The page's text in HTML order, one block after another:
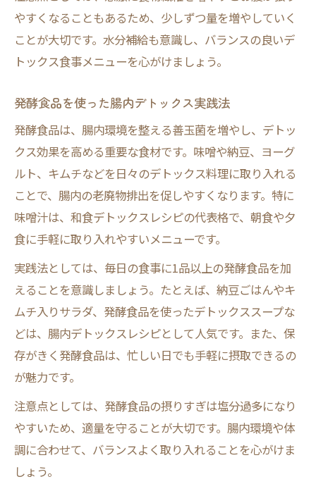
やすくなることもあるため、少しずつ量を増やしていく
ことが大切です。水分補給も意識し、バランスの良いデ
トックス食事メニューを心がけましょう。
発酵食品を使った腸内デトックス実践法
発酵食品は、腸内環境を整える善玉菌を増やし、デトッ
クス効果を高める重要な食材です。味噌や納豆、ヨーグ
ルト、キムチなどを日々のデトックス料理に取り入れる
ことで、腸内の老廃物排出を促しやすくなります。特に
味噌汁は、和食デトックスレシピの代表格で、朝食や夕
食に手軽に取り入れやすいメニューです。
実践法としては、毎日の食事に1品以上の発酵食品を加
えることを意識しましょう。たとえば、納豆ごはんやキ
ムチ入りサラダ、発酵食品を使ったデトックススープな
どは、腸内デトックスレシピとして人気です。また、保
存がきく発酵食品は、忙しい日でも手軽に摂取できるの
が魅力です。
注意点としては、発酵食品の摂りすぎは塩分過多になり
やすいため、適量を守ることが大切です。腸内環境や体
調に合わせて、バランスよく取り入れることを心がけま
しょう。